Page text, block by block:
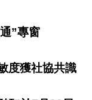
”專窗
度獲社協共識